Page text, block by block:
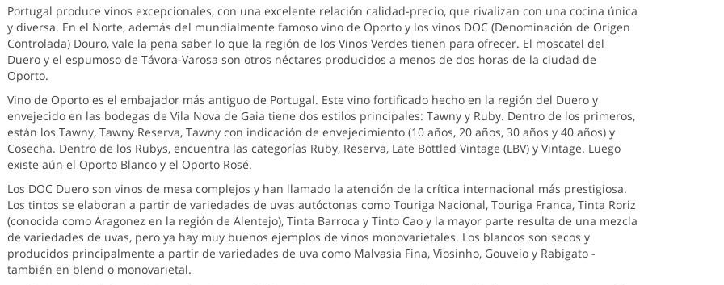
Portugal produce vinos excepcionales, con una excelente relación calidad-precio, que rivalizan con una cocina única
y diversa. En el Norte, además del mundialmente famoso vino de Oporto y los vinos DOC (Denominación de Origen
Controlada) Douro, vale la pena saber lo que la región de los Vinos Verdes tienen para ofrecer. El moscatel del
Duero y el espumoso de Távora-Varosa son otros néctares producidos a menos de dos horas de la ciudad de
Oporto.
Vino de Oporto es el embajador más antiguo de Portugal. Este vino fortificado hecho en la región del Duero y
envejecido en las bodegas de Vila Nova de Gaia tiene dos estilos principales: Tawny y Ruby. Dentro de los primeros,
están los Tawny, Tawny Reserva, Tawny con indicación de envejecimiento (10 años, 20 años, 30 años y 40 años) y
Cosecha. Dentro de los Rubys, encuentra las categorías Ruby, Reserva, Late Bottled Vintage (LBV) y Vintage. Luego
existe aún el Oporto Blanco y el Oporto Rosé.
Los DOC Duero son vinos de mesa complejos y han llamado la atención de la crítica internacional más prestigiosa.
Los tintos se elaboran a partir de variedades de uvas autóctonas como Touriga Nacional, Touriga Franca, Tinta Roriz
(conocida como Aragonez en la región de Alentejo), Tinta Barroca y Tinto Cao y la mayor parte resulta de una mezcla
de variedades de uvas, pero ya hay muy buenos ejemplos de vinos monovarietales. Los blancos son secos y
producidos principalmente a partir de variedades de uva como Malvasia Fina, Viosinho, Gouveio y Rabigato -
también en blend o monovarietal.